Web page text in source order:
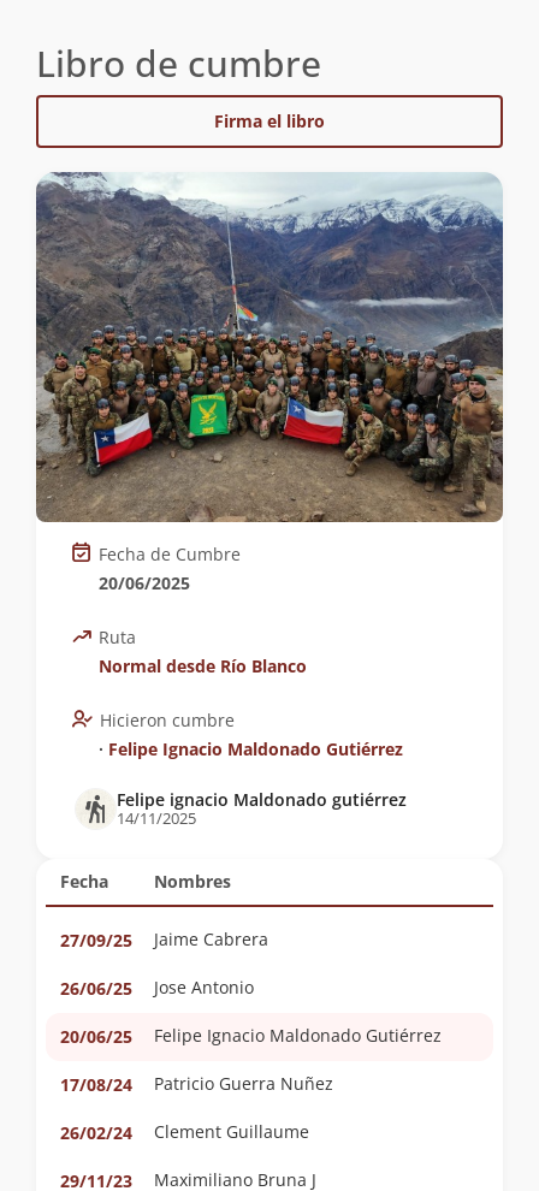
Libro de cumbre
Firma el libro
Fecha Nombres
27/09/25 Jaime Cabrera
26/06/25 Jose Antonio
20/06/25 Felipe Ignacio Maldonado Gutiérrez
17/08/24 Patricio Guerra Nuñez
26/02/24 Clement Guillaume
29/11/23 Maximiliano Bruna J
Fecha de Cumbre
20/06/2025
Ruta
Normal desde Río Blanco
Hicieron cumbre
∙ Felipe Ignacio Maldonado Gutiérrez
Felipe ignacio Maldonado gutiérrez
14/11/2025